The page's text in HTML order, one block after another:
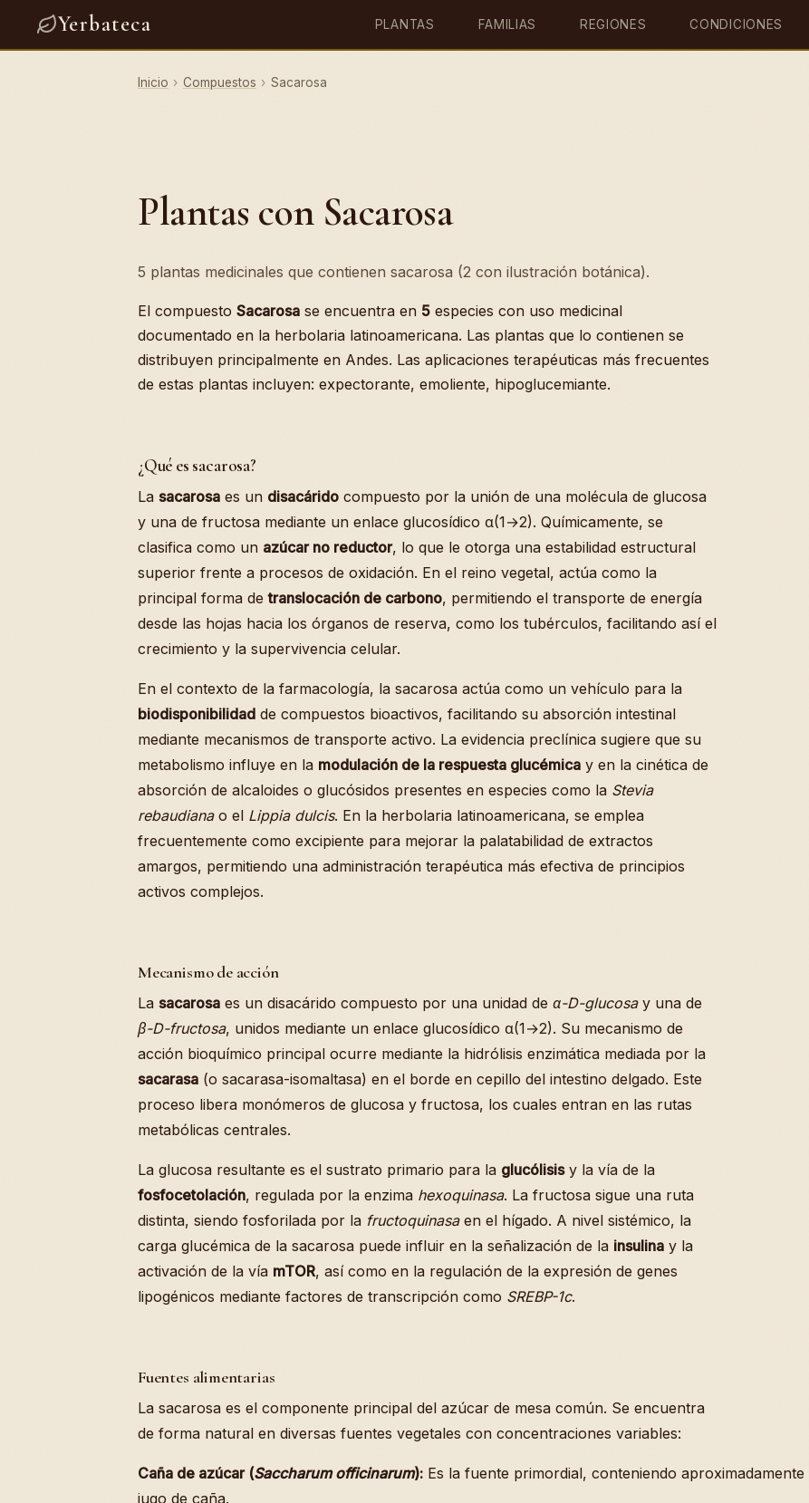
Yerbateca PLANTAS FAMILIAS REGIONES CONDICIONES
Inicio › Compuestos › Sacarosa
Plantas con Sacarosa
5 plantas medicinales que contienen sacarosa (2 con ilustración botánica).
El compuesto Sacarosa se encuentra en 5 especies con uso medicinal
documentado en la herbolaria latinoamericana. Las plantas que lo contienen se
distribuyen principalmente en Andes. Las aplicaciones terapéuticas más frecuentes
de estas plantas incluyen: expectorante, emoliente, hipoglucemiante.
¿Qué es sacarosa?
La sacarosa es un disacárido compuesto por la unión de una molécula de glucosa
y una de fructosa mediante un enlace glucosídico α(1→2). Químicamente, se
clasifica como un azúcar no reductor, lo que le otorga una estabilidad estructural
superior frente a procesos de oxidación. En el reino vegetal, actúa como la
principal forma detranslocación de carbono, permitiendo el transporte de energía
desde las hojas hacia los órganos de reserva, como los tubérculos, facilitando así el
crecimiento y la supervivencia celular.
En el contexto de la farmacología, la sacarosa actúa como un vehículo para la
biodisponibilidad de compuestos bioactivos, facilitando su absorción intestinal
mediante mecanismos de transporte activo. La evidencia preclínica sugiere que su
metabolismo influye en la modulación de la respuesta glucémica y en la cinética de
absorción de alcaloides o glucósidos presentes en especies como la Stevia
rebaudianao el Lippia dulcis. En la herbolaria latinoamericana, se emplea
frecuentemente como excipiente para mejorar la palatabilidad de extractos
amargos, permitiendo una administración terapéutica más efectiva de principios
activos complejos.
Mecanismo de acción
La sacarosa es un disacárido compuesto por una unidad de α-D-glucosay una de
β-D-fructosa, unidos mediante un enlace glucosídico α(1→2). Su mecanismo de
acción bioquímico principal ocurre mediante la hidrólisis enzimática mediada por la
sacarasa (o sacarasa-isomaltasa) en el borde en cepillo del intestino delgado. Este
proceso libera monómeros de glucosa y fructosa, los cuales entran en las rutas
metabólicas centrales.
La glucosa resultante es el sustrato primario para la glucólisisy la vía de la
fosfocetolación, regulada por la enzima hexoquinasa. La fructosa sigue una ruta
distinta, siendo fosforilada por la fructoquinasaen el hígado. A nivel sistémico, la
carga glucémica de la sacarosa puede influir en la señalización de la insulina y la
activación de la vía mTOR, así como en la regulación de la expresión de genes
lipogénicos mediante factores de transcripción como SREBP-1c.
Fuentes alimentarias
La sacarosa es el componente principal del azúcar de mesa común. Se encuentra
de forma natural en diversas fuentes vegetales con concentraciones variables:
Caña de azúcar (Saccharum officinarum): Es la fuente primordial, conteniendo aproximadamente
jugo de caña.